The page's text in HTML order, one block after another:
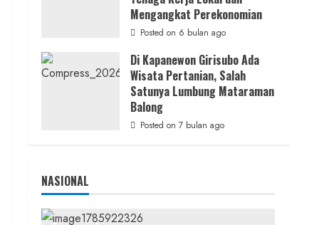
Mengangkat Perekonomian
Posted on 6 bulan ago
Di Kapanewon Girisubo Ada
Wisata Pertanian, Salah
Satunya Lumbung Mataraman
Balong
Posted on 7 bulan ago
NASIONAL